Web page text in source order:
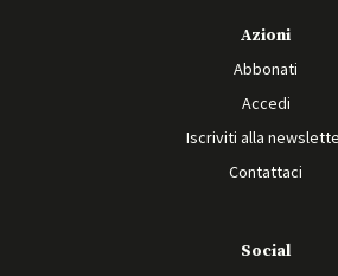
Azioni
Abbonati
Accedi
Iscriviti alla
Contattaci
Social